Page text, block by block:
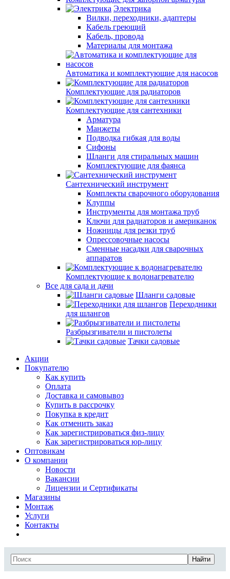
Электрика
Вилки, переходники, адаптеры
Кабель греющий
Кабель, провода
Материалы для монтажа
Автоматика и комплектующие для насосов
Комплектующие для радиаторов
Комплектующие для сантехники
Арматура
Манжеты
Подводка гибкая для воды
Сифоны
Шланги для стиральных машин
Комплектующие для фаянса
Сантехнический инструмент
Комплекты сварочного оборудования
Клуппы
Инструменты для монтажа труб
Ключи для радиаторов и американок
Ножницы для резки труб
Опрессовочные насосы
Сменные насадки для сварочных
аппаратов
Комплектующие к водонагревателю
Все для сада и дачи
Шланги садовые
Переходники
для шлангов
Разбрызгиватели и пистолеты
Тачки садовые
Акции
Покупателю
Как купить
Оплата
Доставка и самовывоз
Купить в рассрочку
Покупка в кредит
Как отменить заказ
Как зарегистрироваться физ-лицу
Как зарегистрироваться юр-лицу
Оптовикам
О компании
Новости
Вакансии
Лицензии и Сертификаты
Магазины
Монтаж
Услуги
Контакты
Найти